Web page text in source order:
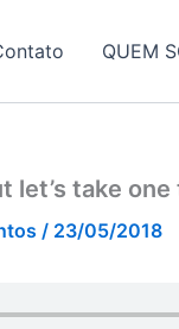
QUEM
let’s take
/ 23/05/2018